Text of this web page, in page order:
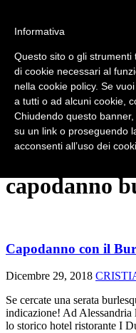
HOME
NEWS
SERATE E SHOW
FESTIVAL
INTERVISTE
VINTAGE
RUBRICHE
EFFETTO
CONTATTI
capodanno
Capodanno con il
Dicembre 29, 2018
Se cercate una serata
indicazione! Ad Alessandria
lo storico hotel ristorante I
Informativa
Questo sito o gli
di cookie necessari al
nella cookie policy. Se
a tutti o ad alcuni cookie,
Chiudendo questo
su un link o proseguendo
acconsenti all’uso dei